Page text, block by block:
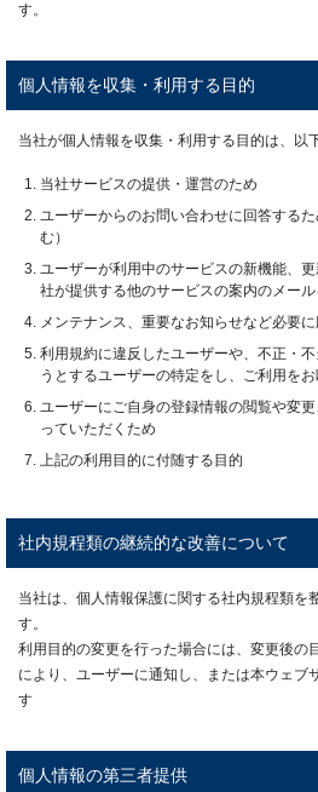
す。
個人情報を収集・利用する目的
当社が個人情報を収集・利用する目的は、以
当社サービスの提供・運営のため
ユーザーからのお問い合わせに回答する
む）
ユーザーが利用中のサービスの新機能、
社が提供する他のサービスの案内のメー
メンテナンス、重要なお知らせなど必要
利用規約に違反したユーザーや、不正・
うとするユーザーの特定をし、ご利用を
ユーザーにご自身の登録情報の閲覧や変
っていただくため
上記の利用目的に付随する目的
社内規程類の継続的な改善について
当社は、個人情報保護に関する社内規程類を
す。
利用目的の変更を行った場合には、変更後の
により、ユーザーに通知し、または本ウェブ
す
個人情報の第三者提供